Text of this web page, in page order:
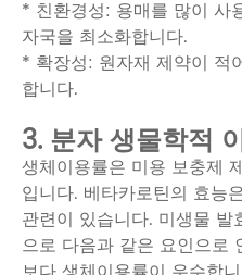
* 친환경성: 용매를 많이 사
자국을 최소화합니다.
* 확장성: 원자재 제약이 적
합니다.
3. 분자 생물학적
생체이용률은 미용 보충제
입니다. 베타카로틴의 효능
관련이 있습니다. 미생물
으로 다음과 같은 요인으로